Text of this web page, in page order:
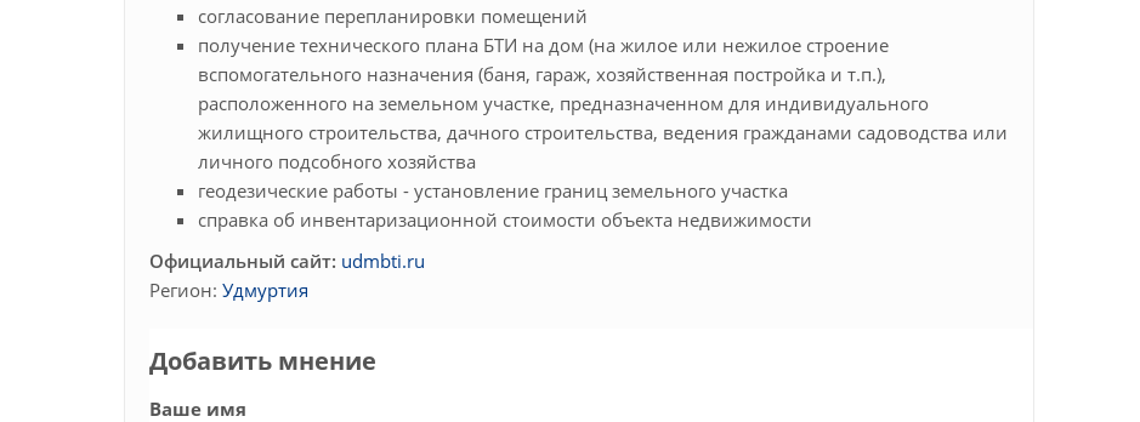
согласование перепланировки помещений
получение технического плана БТИ на дом (на жилое или нежилое строение
вспомогательного назначения (баня, гараж, хозяйственная постройка и т.п.),
расположенного на земельном участке, предназначенном для индивидуального
жилищного строительства, дачного строительства, ведения гражданами садоводства или
личного подсобного хозяйства
геодезические работы - установление границ земельного участка
справка об инвентаризационной стоимости объекта недвижимости
Официальный сайт: udmbti.ru
Регион: Удмуртия
Добавить мнение
Ваше имя